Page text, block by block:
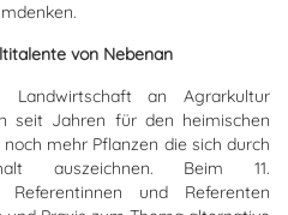
von Nebenan
an Agrarkultur
seit Jahren für den heimischen
mehr Pflanzen die sich durch
auszeichnen. Beim 11.
und Referenten